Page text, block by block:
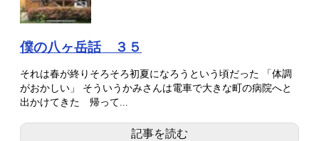
僕の八ヶ岳話 ３５
それは春が終りそろそろ初夏になろうという頃だった 「体調
がおかしい」 そういうかみさんは電車で大きな町の病院へと
出かけてきた 帰って...
記事を読む